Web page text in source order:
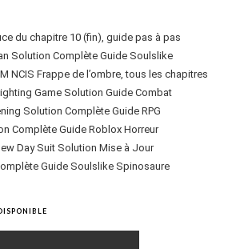
du chapitre 10 (fin), guide pas à pas
Solution Complète Guide Soulslike
NCIS Frappe de l’ombre, tous les chapitres
Game Solution Guide Combat
Solution Complète Guide RPG
Complète Guide Roblox Horreur
Day Suit Solution Mise à Jour
Guide Soulslike Spinosaure